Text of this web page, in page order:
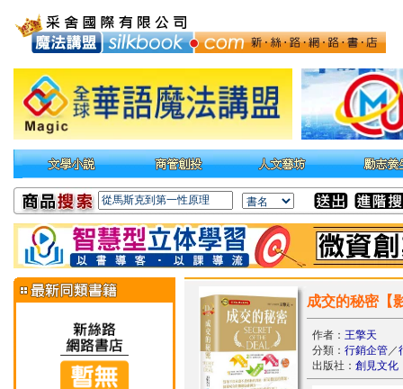
成交的秘密【
作者： 王擎天
分類： 行銷企管／
出版社： 創見文化